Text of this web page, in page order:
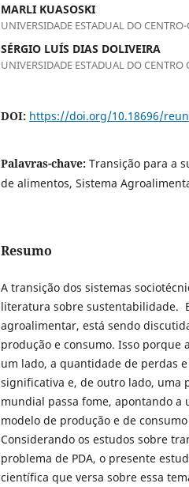
MARLI KUASOSKI
UNIVERSIDADE ESTADUAL DO
SÉRGIO LUÍS DIAS DOLIVEIRA
UNIVERSIDADE ESTADUAL DO CENTRO
DOI: https://doi.org/10.18696/
Palavras-chave: Transição para a
de alimentos, Sistema
Resumo
A transição dos sistemas
literatura sobre sustentabilidade.
agroalimentar, está sendo
produção e consumo. Isso porque
um lado, a quantidade de perdas
significativa e, de outro lado, uma
mundial passa fome, apontando
modelo de produção e de
Considerando os estudos sobre
problema de PDA, o presente
científica que versa sobre essa